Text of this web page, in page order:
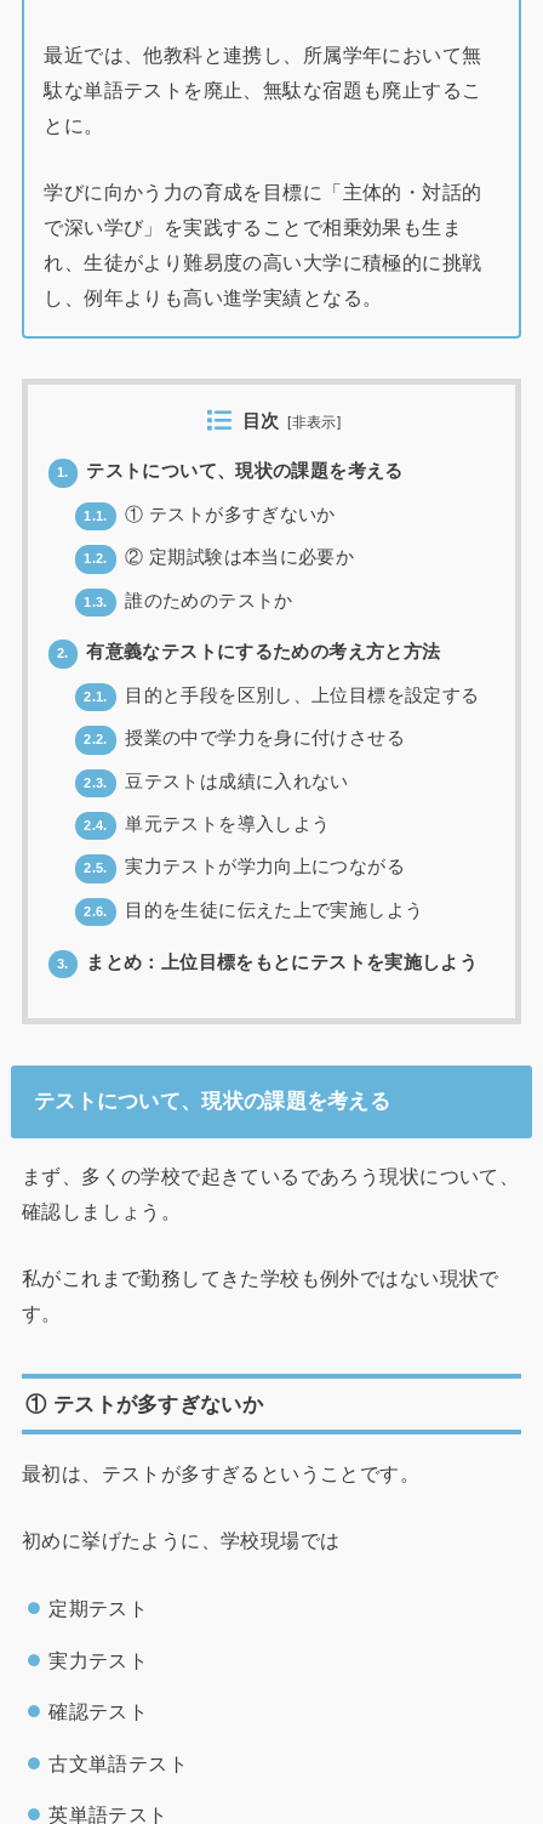
最近では、他教科と連携し、所属学年において無
駄な単語テストを廃止、無駄な宿題も廃止するこ
とに。
学びに向かう力の育成を目標に「主体的・対話的
で深い学び」を実践することで相乗効果も生ま
れ、生徒がより難易度の高い大学に積極的に挑戦
し、例年よりも高い進学実績となる。
目次 [非表示]
1. テストについて、現状の課題を考える
1.1. ① テストが多すぎないか
1.2. ② 定期試験は本当に必要か
1.3. 誰のためのテストか
2. 有意義なテストにするための考え方と方法
2.1. 目的と手段を区別し、上位目標を設定する
2.2. 授業の中で学力を身に付けさせる
2.3. 豆テストは成績に入れない
2.4. 単元テストを導入しよう
2.5. 実力テストが学力向上につながる
2.6. 目的を生徒に伝えた上で実施しよう
3. まとめ：上位目標をもとにテストを実施しよう
テストについて、現状の課題を考える
まず、多くの学校で起きているであろう現状について、
確認しましょう。
私がこれまで勤務してきた学校も例外ではない現状で
す。
① テストが多すぎないか
最初は、テストが多すぎるということです。
初めに挙げたように、学校現場では
定期テスト
実力テスト
確認テスト
古文単語テスト
英単語テスト